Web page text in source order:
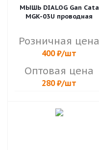
МЫШЬ DIALOG Gan Cata
MGK-03U проводная
Розничная цена
400₽/шт
Оптовая цена
280₽/шт